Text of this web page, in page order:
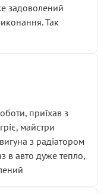
задоволений
Так
приїхав з
майстри
з радіатором
в авто дуже тепло,